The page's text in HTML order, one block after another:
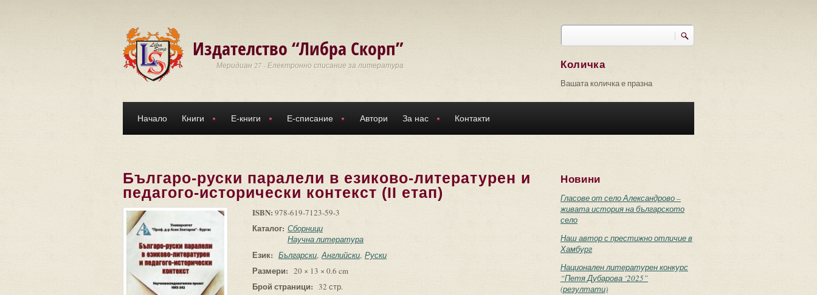
Издателство “Либра Скорп”
Меридиан 27 - Електронно списание за литература
Търси
Количка
Вашата количка е празна
Начало Книги Е-книги Е-списание Автори За нас Контакти
Българо-руски паралели в езиково-литературен и
педагого-исторически контекст (ІІ етап)
ISBN: 978-619-7123-59-3
Каталог: Сборници
Научна литература
Език: Български Английски Руски
Размери: 20 × 13 × 0.6 cm
Брой страници: 32 стр.
Новини
Гласове от село Александрово –
живата история на българското
село
Наш автор с престижно отличие в
Хамбург
Национален литературен конкурс
“Петя Дубарова ‘2025”
(резултати)